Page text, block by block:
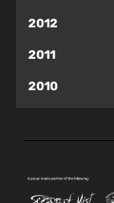
2012
2011
2010